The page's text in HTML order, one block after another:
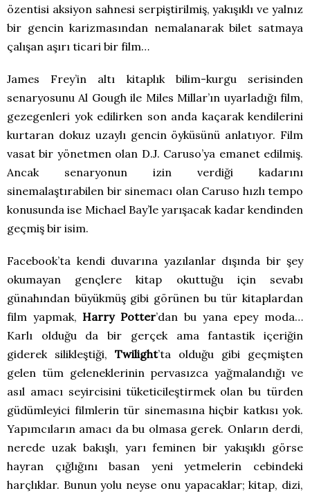
özentisi aksiyon sahnesi serpiştirilmiş, yakışıklı ve yalnız
bir gencin karizmasından nemalanarak bilet satmaya
çalışan aşırı ticari bir film…
James Frey’in altı kitaplık bilim-kurgu serisinden
senaryosunu Al Gough ile Miles Millar’ın uyarladığı film,
gezegenleri yok edilirken son anda kaçarak kendilerini
kurtaran dokuz uzaylı gencin öyküsünü anlatıyor. Film
vasat bir yönetmen olan D.J. Caruso’ya emanet edilmiş.
Ancak senaryonun izin verdiği kadarını
sinemalaştırabilen bir sinemacı olan Caruso hızlı tempo
konusunda ise Michael Bay’le yarışacak kadar kendinden
geçmiş bir isim.
Facebook’ta kendi duvarına yazılanlar dışında bir şey
okumayan gençlere kitap okuttuğu için sevabı
günahından büyükmüş gibi görünen bu tür kitaplardan
film yapmak, Harry Potter’dan bu yana epey moda…
Karlı olduğu da bir gerçek ama fantastik içeriğin
giderek silikleştiği, Twilight’ta olduğu gibi geçmişten
gelen tüm geleneklerinin pervasızca yağmalandığı ve
asıl amacı seyircisini tüketicileştirmek olan bu türden
güdümleyici filmlerin tür sinemasına hiçbir katkısı yok.
Yapımcıların amacı da bu olmasa gerek. Onların derdi,
nerede uzak bakışlı, yarı feminen bir yakışıklı görse
hayran çığlığını basan yeni yetmelerin cebindeki
harçlıklar. Bunun yolu neyse onu yapacaklar; kitap, dizi,